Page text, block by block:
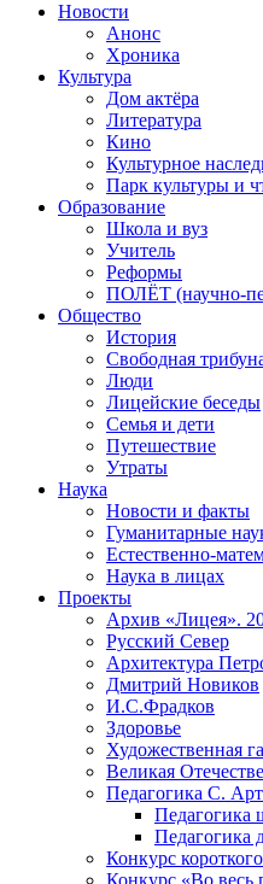
Новости
Анонс
Хроника
Культура
Дом актёра
Литература
Кино
Культурное
Парк культуры и
Образование
Школа и вуз
Учитель
Реформы
ПОЛЁТ (научно-
Общество
История
Свободная
Люди
Лицейские беседы
Семья и дети
Путешествие
Утраты
Наука
Новости и факты
Гуманитарные
Естественно-
Наука в лицах
Проекты
Архив «Лицея».
Русский Север
Архитектура
Дмитрий Новиков
И.С.Фрадков
Здоровье
Художественная
Великая
Педагогика С.
Педагогика
Педагогика
Конкурс